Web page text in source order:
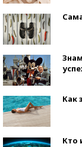
Как
Кто